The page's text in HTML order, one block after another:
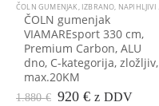
ČOLN GUMENJAK IZBRANO NAPIHLJIVI ČOLNI GUMENJAKI
ČOLN gumenjak
VIAMAREsport 330 cm,
Premium Carbon, ALU
dno, C-kategorija, zložljiv,
max.20KM
1.880€ Prvotna
920€Trenutna
z DDV